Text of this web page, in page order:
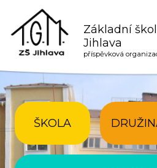
Základní
Jihlava
příspěvková
ŠKOLA